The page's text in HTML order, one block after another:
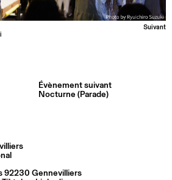
Suivant
Évènement suivant
Nocturne (Parade)
92230 Gennevilliers